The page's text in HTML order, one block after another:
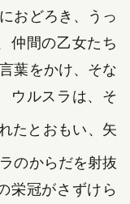
おどろき、うっ
仲間の乙女たち
葉をかけ、そな
ウルスラは、そ
たとおもい、矢
のからだを射抜
栄冠がさずけら